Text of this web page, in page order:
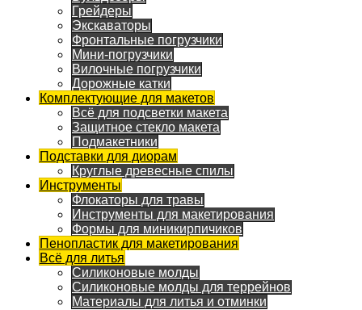
Грейдеры
Экскаваторы
Фронтальные погрузчики
Мини-погрузчики
Вилочные погрузчики
Дорожные катки
Комплектующие для макетов
Всё для подсветки макета
Защитное стекло макета
Подмакетники
Подставки для диорам
Круглые древесные спилы
Инструменты
Флокаторы для травы
Инструменты для макетирования
Формы для миникирпичиков
Пенопластик для макетирования
Всё для литья
Силиконовые молды
Силиконовые молды для террейнов
Материалы для литья и отминки